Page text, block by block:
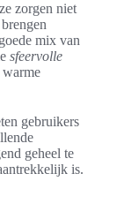
zorgen niet
mix van
sfeervolle
warme
gebruikers
geheel te
is.